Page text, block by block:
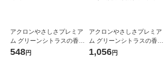
アクロンやさしさプレミア
ム グリーンシトラスの香り
詰め替え 650mL 1個 洗濯洗
548円
アクロンやさしさプレミア
ム グリーンシトラスの香り
詰め替え 650mL 1セット（1
1,056円